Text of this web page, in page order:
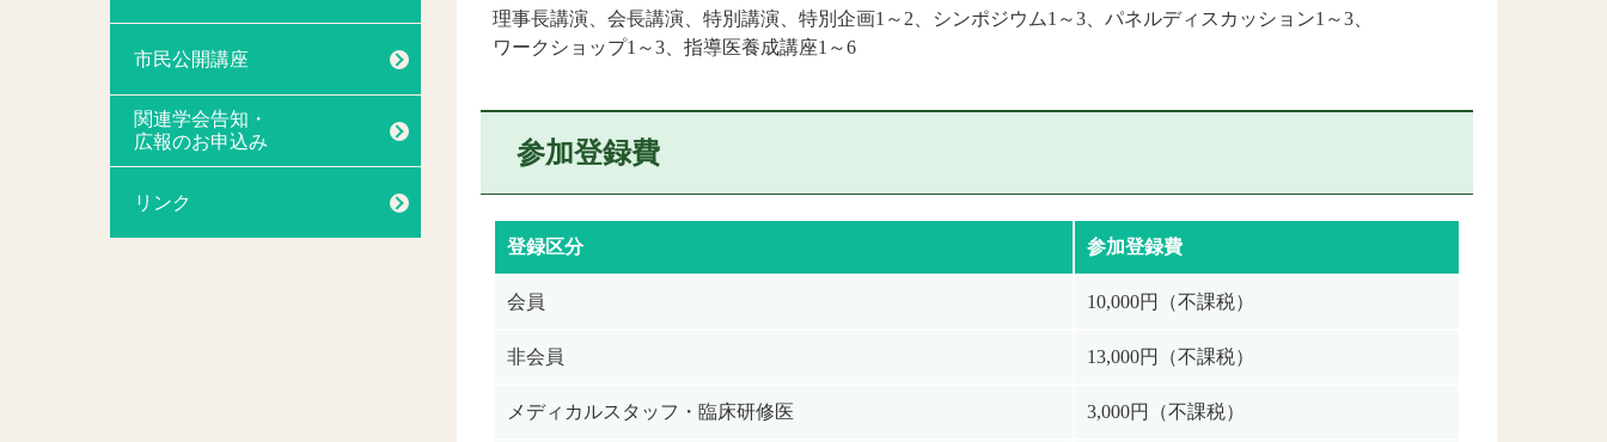
市民公開講座
関連学会告知・
広報のお申込み
リンク
理事長講演、会長講演、特別講演、特別企画1～2、シンポジウム1～3、 パネルディスカッション1～3、
ワークショップ1～3、 指導医養成講座1～6
参加登録費
登録区分 参加登録費
会員 10,000円 （不課税）
非会員 13,000円 （不課税）
メディカルスタッフ・ 臨床研修医 3,000円 （不課税）